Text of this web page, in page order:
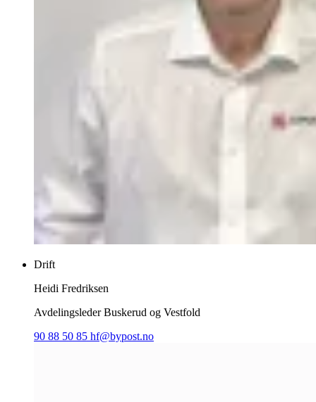
Drift
Heidi Fredriksen
Avdelingsleder Buskerud og Vestfold
90 88 50 85 hf@bypost.no